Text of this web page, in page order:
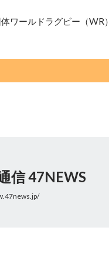
ワールドラグビー（
信 47NEWS